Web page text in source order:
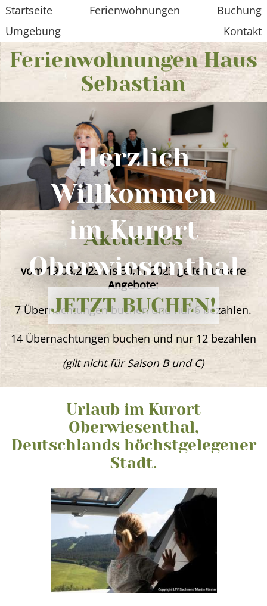
Startseite Ferienwohnungen
Buchung
Umgebung
Kontakt
Ferienwohnungen Haus
Sebastian
Herzlich
Willkommen
im Kurort
Oberwiesenthal
JETZT BUCHEN!
Aktuelles
vom 19.03.2023 bis 30.11.2023 gelten unsere
Angebote:
7 Übernachtungen buchen und nur 6 bezahlen.
14 Übernachtungen buchen und nur 12 bezahlen
(gilt nicht für Saison B und C)
Urlaub im Kurort
Oberwiesenthal,
Deutschlands höchstgelegener
Stadt.